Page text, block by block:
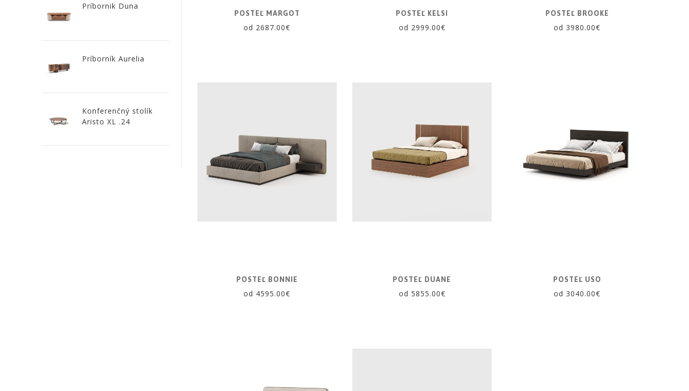
VZORKOVNÍK
Príbornik Duna
Príborník Aurelia
Konferenčný stolík
Aristo XL .24
POSTEĽ MARGOT
od 2687.00€
POSTEĽ KELSI
od 2999.00€
POSTEĽ BROOKE
od 3980.00€
POSTEĽ BONNIE
od 4595.00€
POSTEĽ DUANE
od 5855.00€
POSTEĽ USO
od 3040.00€